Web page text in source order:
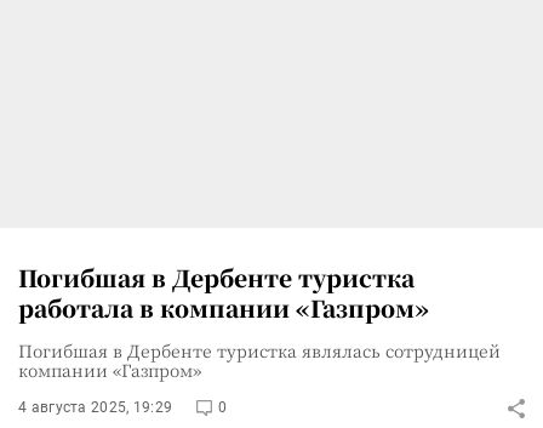
Погибшая в Дербенте туристка
работала в компании «Газпром»
Погибшая в Дербенте туристка являлась сотрудницей
компании «Газпром»
4 августа 2025, 19:29 0